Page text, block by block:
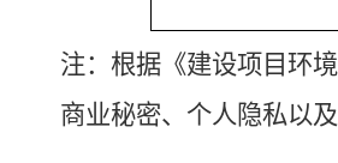
注：根据《建设项目环
商业秘密、个人隐私以